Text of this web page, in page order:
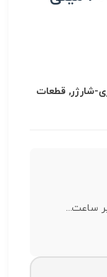
شارژر, قطعات